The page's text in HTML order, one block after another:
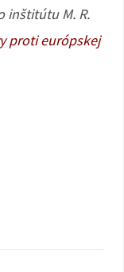
inštitútu M. R.
proti európskej